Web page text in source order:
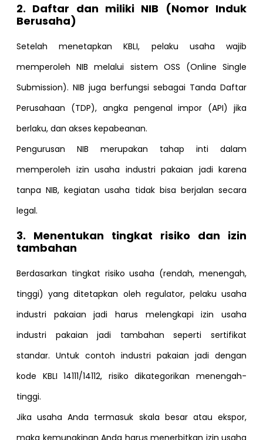
2. Daftar dan miliki NIB (Nomor Induk
Berusaha)
Setelah menetapkan KBLI, pelaku usaha wajib
memperoleh NIB melalui sistem OSS (Online Single
Submission). NIB juga berfungsi sebagai Tanda Daftar
Perusahaan (TDP), angka pengenal impor (API) jika
berlaku, dan akses kepabeanan.
Pengurusan NIB merupakan tahap inti dalam
memperoleh izin usaha industri pakaian jadi karena
tanpa NIB, kegiatan usaha tidak bisa berjalan secara
legal.
3. Menentukan tingkat risiko dan izin
tambahan
Berdasarkan tingkat risiko usaha (rendah, menengah,
tinggi) yang ditetapkan oleh regulator, pelaku usaha
industri pakaian jadi harus melengkapi izin usaha
industri pakaian jadi tambahan seperti sertifikat
standar. Untuk contoh industri pakaian jadi dengan
kode KBLI 14111/14112, risiko dikategorikan menengah-
tinggi.
Jika usaha Anda termasuk skala besar atau ekspor,